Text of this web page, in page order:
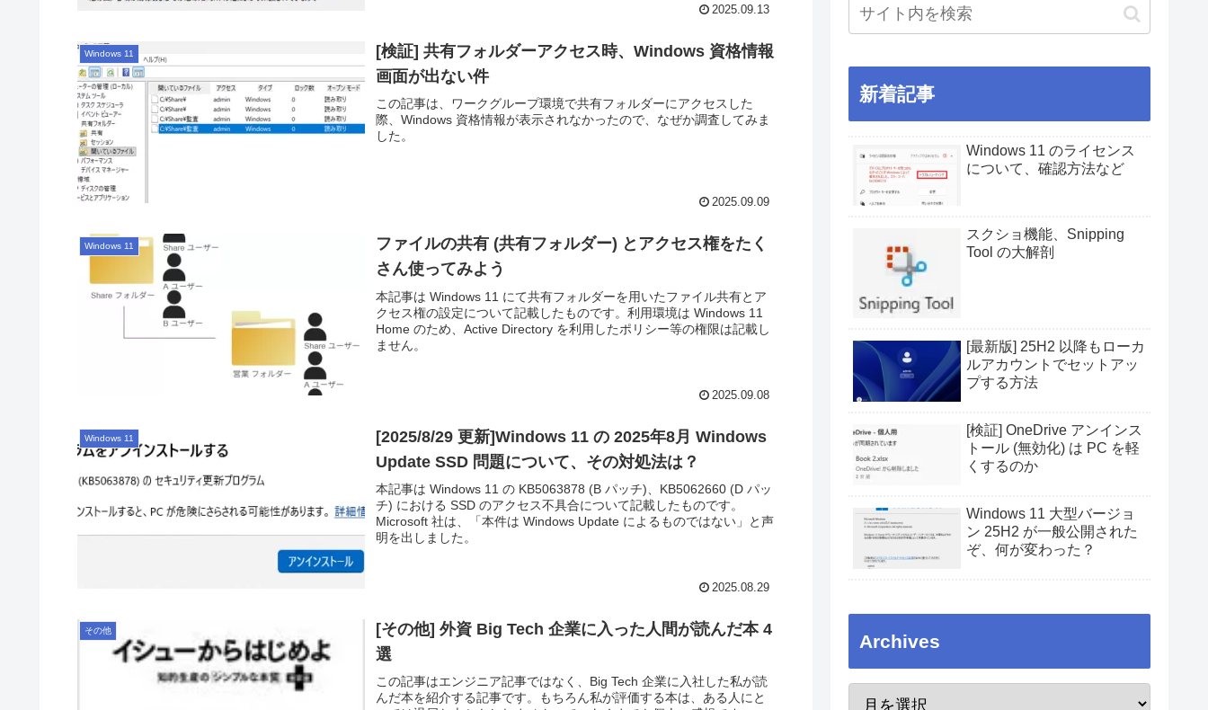
2025.09.13
Windows 11
[検証] 共有フォルダーアクセス時、Windows 資格情報
画面が出ない件
この記事は、ワークグループ環境で共有フォルダーにアクセスした
際、Windows 資格情報が表示されなかったので、なぜか調査してみま
した。
2025.09.09
Windows 11
ファイルの共有 (共有フォルダー) とアクセス権をたく
さん使ってみよう
本記事は Windows 11 にて共有フォルダーを用いたファイル共有とア
クセス権の設定について記載したものです。利用環境は Windows 11
Home のため、Active Directory を利用したポリシー等の権限は記載し
ません。
2025.09.08
Windows 11
[2025/8/29 更新]Windows 11 の 2025年8月 Windows
Update SSD 問題について、その対処法は？
本記事は Windows 11 の KB5063878 (B パッチ)、KB5062660 (D パッ
チ) における SSD のアクセス不具合について記載したものです。
Microsoft 社は、「本件は Windows Update によるものではない」と声
明を出しました。
2025.08.29
その他
[その他] 外資 Big Tech 企業に入った人間が読んだ本 4
選
この記事はエンジニア記事ではなく、Big Tech 企業に入社した私が読
んだ本を紹介する記事です。もちろん私が評価する本は、ある人にと
新着記事
Windows 11 のライセンス
について、確認方法など
スクショ機能、Snipping
Tool の大解剖
[最新版] 25H2 以降もローカ
ルアカウントでセットアッ
プする方法
[検証] OneDrive アンインス
トール (無効化) は PC を軽
くするのか
Windows 11 大型バージョ
ン 25H2 が一般公開された
ぞ、何が変わった？
Archives